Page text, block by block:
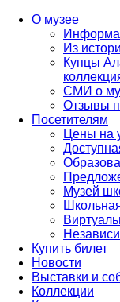
О музее
Из
Купцы
СМИ о
Отзывы
Посетителям
Цены на
Музей
Купить билет
Новости
Выставки и
Коллекции